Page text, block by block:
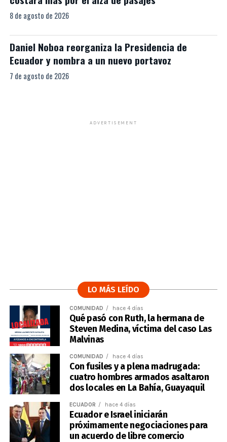
8 de agosto de 2026
Daniel Noboa reorganiza la Presidencia de
Ecuador y nombra a un nuevo portavoz
7 de agosto de 2026
ADVERTISEMENT
LO MÁS LEÍDO
COMUNIDAD hace 4 días
Qué pasó con Ruth, la hermana de
Steven Medina, víctima del caso Las
Malvinas
COMUNIDAD hace 4 días
Con fusiles y a plena madrugada:
cuatro hombres armados asaltaron
dos locales en La Bahía, Guayaquil
ECUADOR hace 4 días
Ecuador e Israel iniciarán
próximamente negociaciones para
un acuerdo de libre comercio